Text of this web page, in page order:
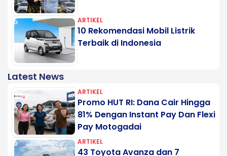
ARTIKEL
10 Rekomendasi Mobil Listrik
Terbaik di Indonesia
Latest News
ARTIKEL
Promo HUT RI: Dana Cair Hingga
81% Dengan Instant Pay Dan Flexi
Pay Motogadai
ARTIKEL
43 Toyota Avanza dan 7